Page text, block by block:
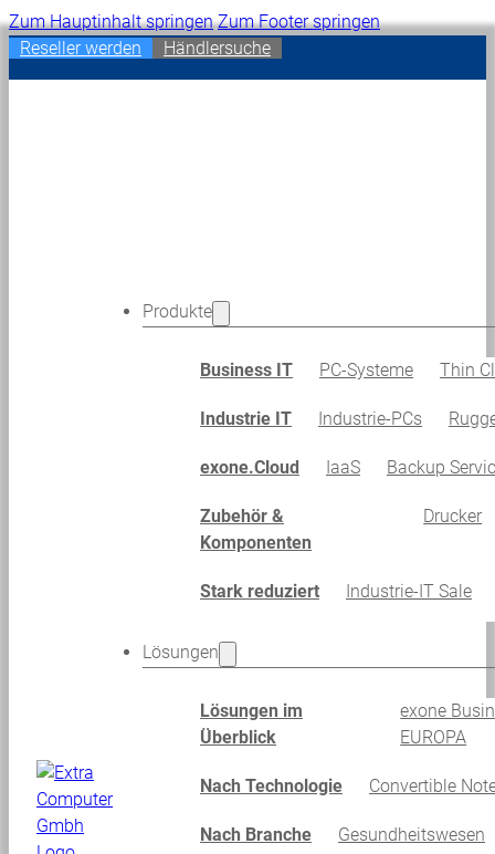
Zum Hauptinhalt springen Zum Footer springen
Reseller werden
Händlersuche
Produkte
Business IT PC-Systeme Thin
Industrie IT Industrie-PCs
exone.Cloud IaaS Backup
Zubehör &
Komponenten
Drucker
Stark reduziert Industrie-IT Sale
Lösungen
Lösungen im
Überblick
exone
EUROPA
Nach Technologie Convertible
Nach Branche Gesundheitswesen